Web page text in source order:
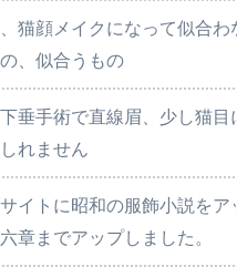
猫顔メイクになって似合わ
、似合うもの
垂手術で直線眉、少し猫目
れません
イトに昭和の服飾小説をア
章までアップしました。